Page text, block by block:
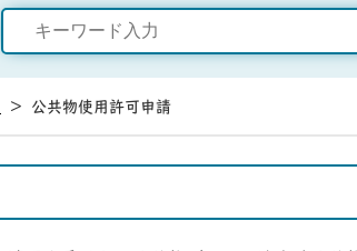
> 公共物使用許可申請